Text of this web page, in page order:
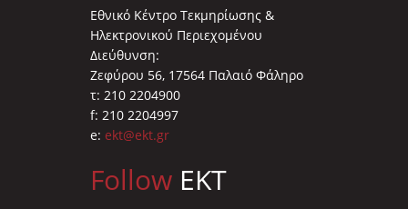
Εθνικό Κέντρο Τεκμηρίωσης &
Ηλεκτρονικού Περιεχομένου
Διεύθυνση:
Ζεφύρου 56, 17564 Παλαιό Φάληρο
τ: 210 2204900
f: 210 2204997
e: ekt@ekt.gr
Follow EKT